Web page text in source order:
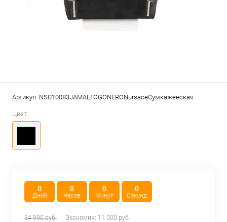
Артикул: NSC10083JAMALTOGONERONursaceСумкаженская
Цвет:
0
Дней
0
Часов
0
Минут
0
Секунд
34 990 руб. Экономия: 11 000 руб.